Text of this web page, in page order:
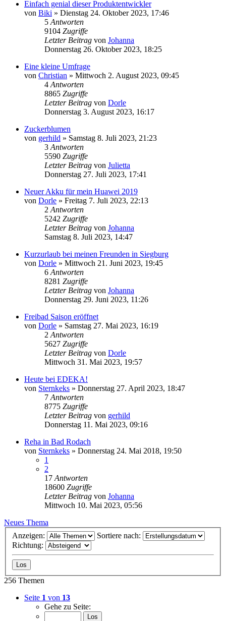
Einfach genial dieser Produktentwickler
von Biki » Dienstag 24. Oktober 2023, 17:46
5 Antworten
9104 Zugriffe
Letzter Beitrag von Johanna
Donnerstag 26. Oktober 2023, 18:25
Eine kleine Umfrage
von Christian » Mittwoch 2. August 2023, 09:45
4 Antworten
8865 Zugriffe
Letzter Beitrag von Dorle
Donnerstag 3. August 2023, 16:17
Zuckerblumen
von gerhild » Samstag 8. Juli 2023, 21:23
3 Antworten
5590 Zugriffe
Letzter Beitrag von Julietta
Donnerstag 27. Juli 2023, 17:41
Neuer Akku für mein Huawei 2019
von Dorle » Freitag 7. Juli 2023, 22:13
2 Antworten
5242 Zugriffe
Letzter Beitrag von Johanna
Samstag 8. Juli 2023, 14:47
Kurzurlaub bei meinen Freunden in Siegburg
von Dorle » Mittwoch 21. Juni 2023, 19:45
6 Antworten
8281 Zugriffe
Letzter Beitrag von Johanna
Donnerstag 29. Juni 2023, 11:26
Freibad Saison eröffnet
von Dorle » Samstag 27. Mai 2023, 16:19
2 Antworten
5627 Zugriffe
Letzter Beitrag von Dorle
Mittwoch 31. Mai 2023, 19:57
Heute bei EDEKA!
von Sternkeks » Donnerstag 27. April 2023, 18:47
7 Antworten
8775 Zugriffe
Letzter Beitrag von gerhild
Donnerstag 11. Mai 2023, 09:16
Reha in Bad Rodach
von Sternkeks » Donnerstag 24. Mai 2018, 19:50
1
2
17 Antworten
18600 Zugriffe
Letzter Beitrag von Johanna
Mittwoch 10. Mai 2023, 05:56
Neues Thema
Anzeigen:
Sortiere nach:
Richtung:
256 Themen
Seite 1 von 13
Gehe zu Seite: